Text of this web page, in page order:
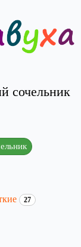
сочельник
27